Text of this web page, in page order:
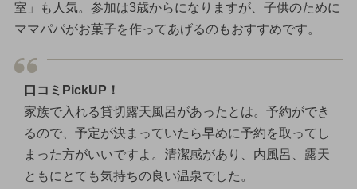
室」も人気。参加は3歳からになりますが、子供のために
ママパパがお菓子を作ってあげるのもおすすめです。
口コミPickUP！
家族で入れる貸切露天風呂があったとは。予約ができ
るので、予定が決まっていたら早めに予約を取ってし
まった方がいいですよ。清潔感があり、内風呂、露天
ともにとても気持ちの良い温泉でした。